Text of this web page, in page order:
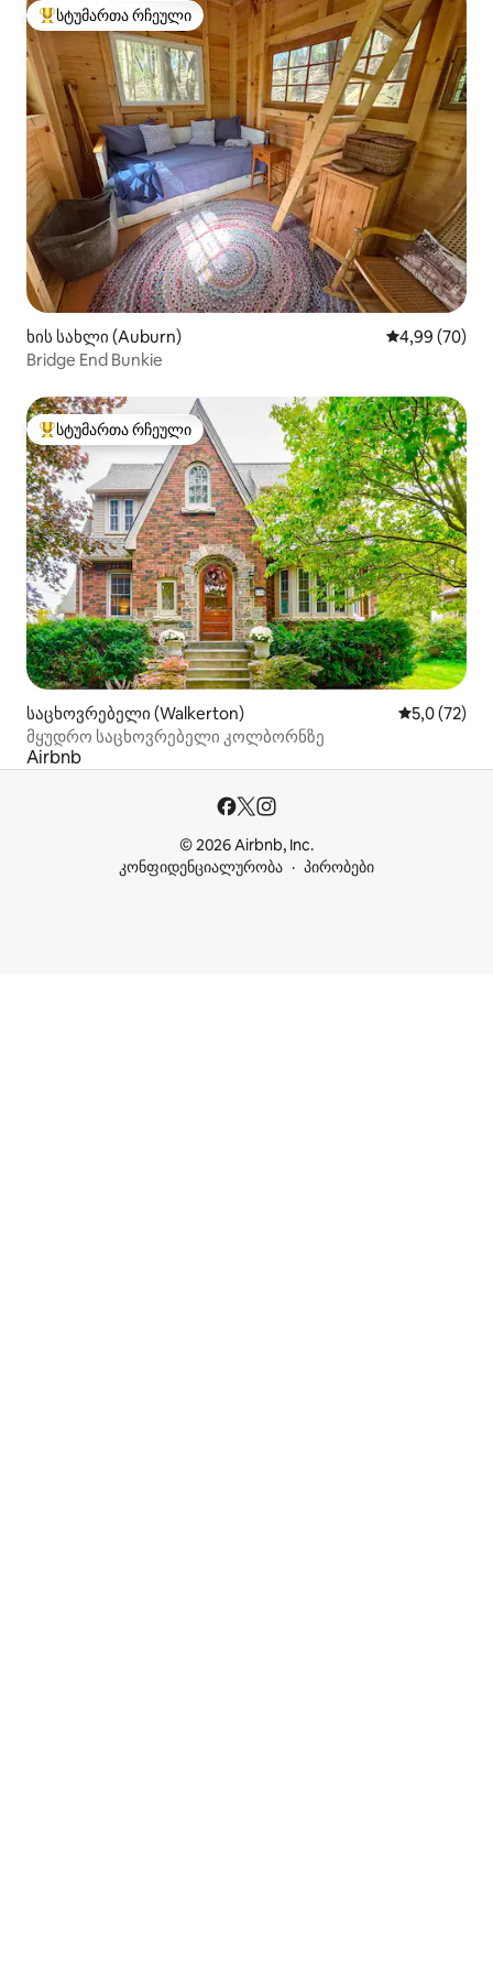
სტუმართა რჩეული მოწინავე ვარიანტი
სტუმართა რჩეული
ხის სახლი (Auburn) საშუალო
4,99 (70)
Bridge End Bunkie
სტუმართა რჩეული მოწინავე ვარიანტი
სტუმართა რჩეული
საცხოვრებელი (Walkerton) საშუალო
5,0 (72)
მყუდრო საცხოვრებელი კოლბორნზე
Airbnb
© 2026 Airbnb, Inc.
კონფიდენციალურობა
პირობები